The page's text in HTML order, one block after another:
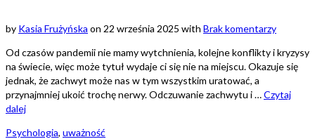
by Kasia Frużyńska on 22 września 2025 with Brak komentarzy
Od czasów pandemii nie mamy wytchnienia, kolejne konflikty i kryzysy
na świecie, więc może tytuł wydaje ci się nie na miejscu. Okazuje się
jednak, że zachwyt może nas w tym wszystkim uratować, a
przynajmniej ukoić trochę nerwy. Odczuwanie zachwytu i …Czytaj
dalej
Psychologia, uważność